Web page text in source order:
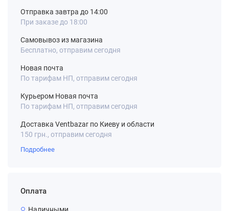
Отправка завтра до 14:00
При заказе до 18:00
Самовывоз из магазина
Бесплатно, отправим сегодня
Новая почта
По тарифам НП, отправим сегодня
Курьером Новая почта
По тарифам НП, отправим сегодня
Доставка Ventbazar по Киеву и области
150 грн., отправим сегодня
Подробнее
Оплата